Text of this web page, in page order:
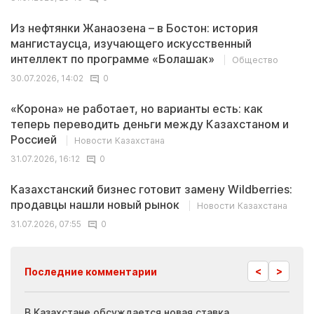
Из нефтянки Жанаозена – в Бостон: история
мангистаусца, изучающего искусственный
интеллект по программе «Болашак»
Общество
30.07.2026, 14:02
0
«Корона» не работает, но варианты есть: как
теперь переводить деньги между Казахстаном и
Россией
Новости Казахстана
31.07.2026, 16:12
0
Казахстанский бизнес готовит замену Wildberries:
продавцы нашли новый рынок
Новости Казахстана
31.07.2026, 07:55
0
Последние комментарии < >